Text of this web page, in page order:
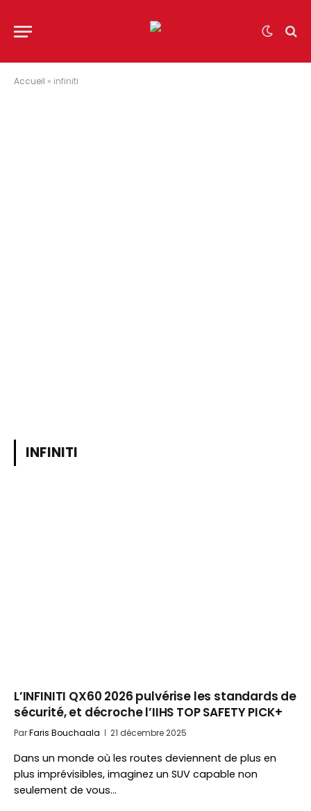
Accueil » infiniti
INFINITI
L’INFINITI QX60 2026 pulvérise les standards de
sécurité, et décroche l’IIHS TOP SAFETY PICK+
ParFaris Bouchaala 21 décembre 2025
Dans un monde où les routes deviennent de plus en
plus imprévisibles, imaginez un SUV capable non
seulement de vous…